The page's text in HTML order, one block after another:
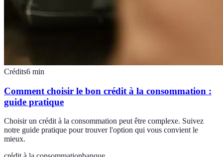
Crédits6 min
Comment choisir le bon crédit à la consommation :
guide pratique
Choisir un crédit à la consommation peut être complexe. Suivez
notre guide pratique pour trouver l'option qui vous convient le
mieux.